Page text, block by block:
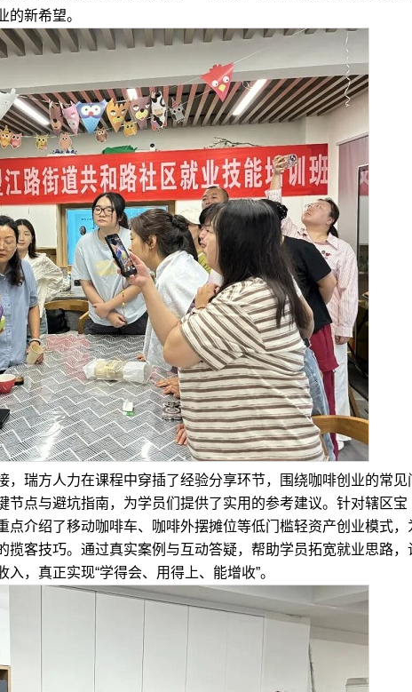
的新希望。
瑞方人力在课程中穿插了经验分享环节，围绕咖啡创业的常见
节点与避坑指南，为学员们提供了实用的参考建议。针对辖区宝
点介绍了移动咖啡车、咖啡外摆摊位等低门槛轻资产创业模式，
揽客技巧。通过真实案例与互动答疑，帮助学员拓宽就业思路，
，真正实现“学得会、用得上、能增收”。